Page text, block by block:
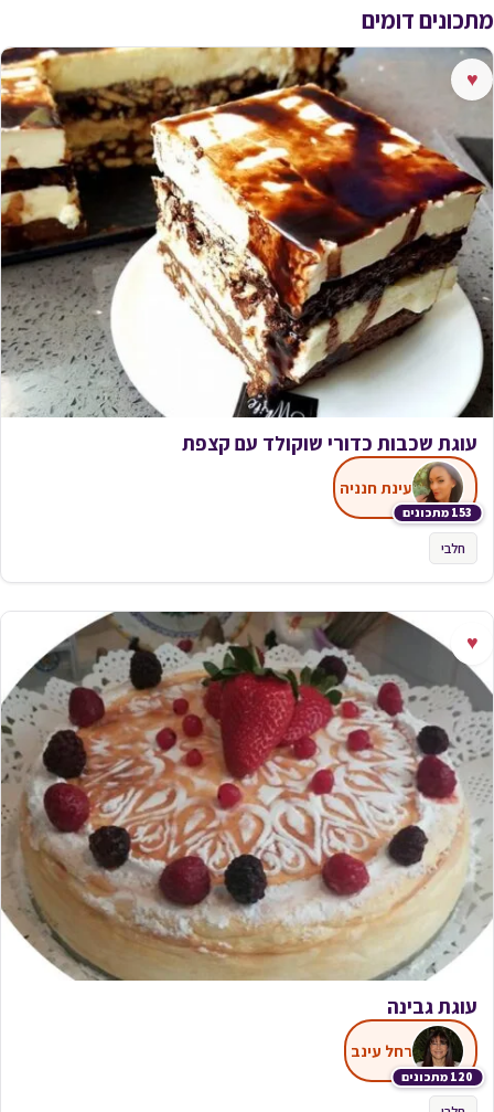
מתכונים דומים
♥
עוגת שכבות כדורי שוקולד עם קצפת
153 מתכונים
עינת חנניה
חלבי
♥
עוגת גבינה
120 מתכונים
רחל עינב